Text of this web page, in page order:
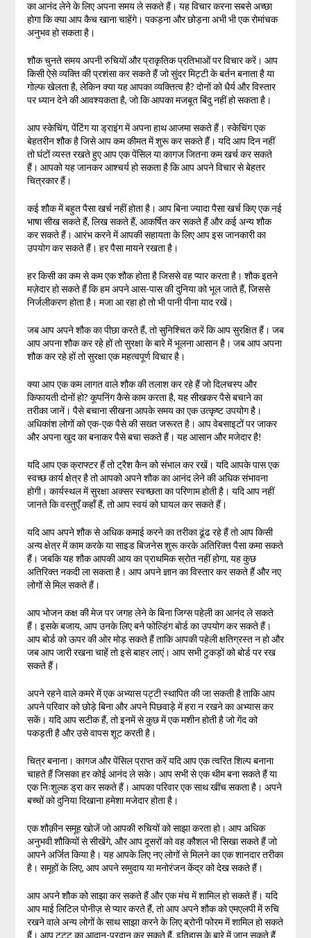
का आनंद लेने के लिए अपना समय ले सकते हैं। यह विचार करना सबसे अच्छा
होगा कि क्या आप कैच खाना चाहेंगे। पकड़ना और छोड़ना अभी भी एक रोमांचक
अनुभव हो सकता है।
शौक चुनते समय अपनी रुचियों और प्राकृतिक प्रतिभाओं पर विचार करें। आप
किसी ऐसे व्यक्ति की प्रशंसा कर सकते हैं जो सुंदर मिट्टी के बर्तन बनाता है या
गोल्फ खेलता है, लेकिन क्या यह आपका व्यक्तित्व है? दोनों को धैर्य और विस्तार
पर ध्यान देने की आवश्यकता है, जो कि आपका मजबूत बिंदु नहीं हो सकता है।
आप स्केचिंग, पेंटिंग या ड्राइंग में अपना हाथ आजमा सकते हैं। स्केचिंग एक
बेहतरीन शौक है जिसे आप कम कीमत में शुरू कर सकते हैं। यदि आप दिन नहीं
तो घंटों व्यस्त रखते हुए आप एक पेंसिल या कागज जितना कम खर्च कर सकते
हैं। आपको यह जानकर आश्चर्य हो सकता है कि आप अपने विचार से बेहतर
चित्रकार हैं।
कई शौक में बहुत पैसा खर्च नहीं होता है। आप बिना ज्यादा पैसा खर्च किए एक नई
भाषा सीख सकते हैं, लिख सकते हैं, आकर्षित कर सकते हैं और कई अन्य शौक
कर सकते हैं। आरंभ करने में आपकी सहायता के लिए आप इस जानकारी का
उपयोग कर सकते हैं। हर पैसा मायने रखता है।
हर किसी का कम से कम एक शौक होता है जिससे वह प्यार करता है। शौक इतने
मज़ेदार हो सकते हैं कि हम अपने आस-पास की दुनिया को भूल जाते हैं, जिससे
निर्जलीकरण होता है। मजा आ रहा हो तो भी पानी पीना याद रखें।
जब आप अपने शौक का पीछा करते हैं, तो सुनिश्चित करें कि आप सुरक्षित हैं। जब
आप अपना शौक कर रहे हों तो सुरक्षा के बारे में भूलना आसान है। जब आप अपना
शौक कर रहे हों तो सुरक्षा एक महत्वपूर्ण विचार है।
क्या आप एक कम लागत वाले शौक की तलाश कर रहे हैं जो दिलचस्प और
किफायती दोनों हो? कूपनिंग कैसे काम करता है, यह सीखकर पैसे बचाने का
तरीका जानें। पैसे बचाना सीखना आपके समय का एक उत्कृष्ट उपयोग है।
अधिकांश लोगों को एक-एक पैसे की सख्त जरूरत है। आप वेबसाइटों पर जाकर
और अपना खुद का बनाकर पैसे बचा सकते हैं। यह आसान और मजेदार है!
यदि आप एक क्राफ्टर हैं तो ट्रैश कैन को संभाल कर रखें। यदि आपके पास एक
स्वच्छ कार्य क्षेत्र है तो आपको अपने शौक का आनंद लेने की अधिक संभावना
होगी। कार्यस्थल में सुरक्षा अक्सर स्वच्छता का परिणाम होती है। यदि आप नहीं
जानते कि वस्तुएँ कहाँ हैं, तो आप स्वयं को घायल कर सकते हैं।
यदि आप अपने शौक से अधिक कमाई करने का तरीका ढूंढ रहे हैं तो आप किसी
अन्य क्षेत्र में काम करके या साइड बिजनेस शुरू करके अतिरिक्त पैसा कमा सकते
हैं। जबकि यह शौक आपकी आय का प्राथमिक स्रोत नहीं होगा, यह कुछ
अतिरिक्त नकदी ला सकता है। आप अपने ज्ञान का विस्तार कर सकते हैं और नए
लोगों से मिल सकते हैं।
आप भोजन कक्ष की मेज पर जगह लेने के बिना जिग्स पहेली का आनंद ले सकते
हैं। इसके बजाय, आप उनके लिए बने फोल्डिंग बोर्ड का उपयोग कर सकते हैं।
आप बोर्ड को ऊपर की ओर मोड़ सकते हैं ताकि आपकी पहेली क्षतिग्रस्त न हो और
जब आप जारी रखना चाहें तो इसे बाहर लाएं। आप सभी टुकड़ों को बोर्ड पर रख
सकते हैं।
अपने रहने वाले कमरे में एक अभ्यास पट्टी स्थापित की जा सकती है ताकि आप
अपने परिवार को छोड़े बिना और अपने पिछवाड़े में हरा न रखने का अभ्यास कर
सकें। यदि आप सटीक हैं, तो इनमें से कुछ में एक मशीन होती है जो गेंद को
पकड़ती है और उसे वापस शूट करती है।
चित्र बनाना। कागज और पेंसिल प्राप्त करें यदि आप एक त्वरित शिल्प बनाना
चाहते हैं जिसका हर कोई आनंद ले सके। आप सभी से एक थीम बना सकते हैं या
एक निःशुल्क ड्रा कर सकते हैं। आपका परिवार एक साथ खींच सकता है। अपने
बच्चों को दुनिया दिखाना हमेशा मजेदार होता है।
एक शौक़ीन समूह खोजें जो आपकी रुचियों को साझा करता हो। आप अधिक
अनुभवी शौकियों से सीखेंगे, और आप दूसरों को वह कौशल भी सिखा सकते हैं जो
आपने अर्जित किया है। यह आपके लिए नए लोगों से मिलने का एक शानदार तरीका
है। समूहों के लिए, आप अपने समुदाय या मनोरंजन केंद्र को देख सकते हैं।
आप अपने शौक को साझा कर सकते हैं और एक मंच में शामिल हो सकते हैं। यदि
आप माई लिटिल पोनीज़ से प्यार करते हैं, तो आप अपने शौक को एमएलपी में रुचि
रखने वाले अन्य लोगों के साथ साझा करने के लिए ब्रोनी फोरम में शामिल हो सकते
हैं। आप टट्टू का आदान-प्रदान कर सकते हैं, इतिहास के बारे में जान सकते हैं